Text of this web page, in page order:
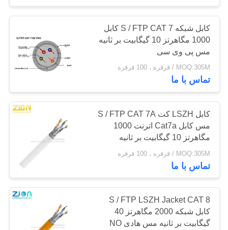
درخواست
نقل قول
نقشه
سایت
PRIVACY
POLICY
کابل کواکسیال 50
اهم
54
کابل کواکسیال CCTV
132
کابل شبکه S / FTP CAT 7 کابل
1000 مگاهرتز 10 گیگابیت بر ثانیه
مس پی وی سی
MOQ:305M / قرقره ، 100 قرقره
تماس با ما
کابل LSZH کت S / FTP CAT 7A
مس کابل Cat7a اترنت 1000
مگاهرتز 10 گیگابیت بر ثانیه
MOQ:305M / قرقره ، 100 قرقره
تماس با ما
S / FTP LSZH Jacket CAT 8
کابل شبکه 2000 مگاهرتز 40
گیگابیت بر ثانیه مس هادی NO